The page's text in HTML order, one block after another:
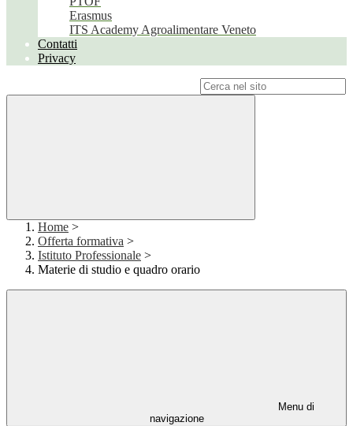
Erasmus
ITS Academy Agroalimentare Veneto
Contatti
Privacy
Home >
Offerta formativa >
Istituto Professionale >
Materie di studio e quadro orario
Menu di
navigazione